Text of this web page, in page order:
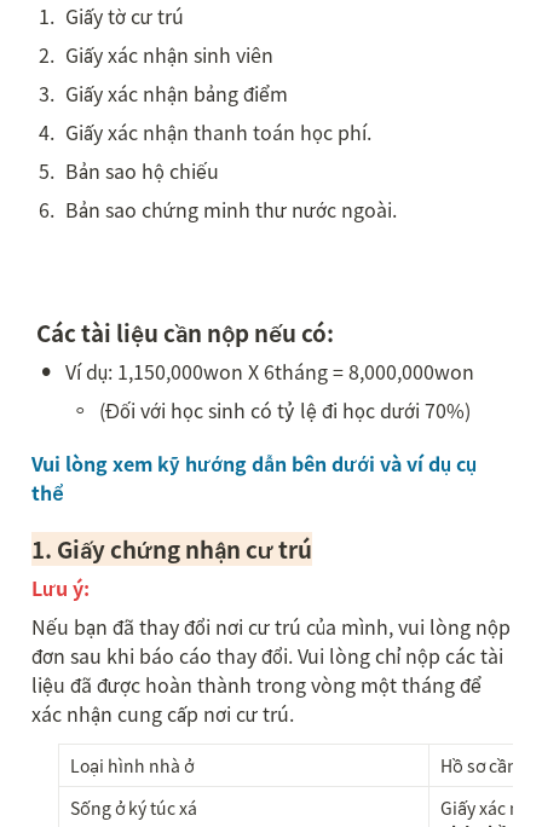
1. Giấy tờ cư trú
2. Giấy xác nhận sinh viên
3. Giấy xác nhận bảng điểm
4. Giấy xác nhận thanh toán học phí.
5. Bản sao hộ chiếu
6. Bản sao chứng minh thư nước ngoài.
Các tài liệu cần nộp nếu có:
• Ví dụ: 1,150,000won X 6tháng = 8,000,000won
◦ (Đối với học sinh có tỷ lệ đi học dưới 70%)
Vui lòng xem kỹ hướng dẫn bên dưới và ví dụ cụ
thể
1. Giấy chứng nhận cư trú
Lưu ý:
Nếu bạn đã thay đổi nơi cư trú của mình, vui lòng nộp
đơn sau khi báo cáo thay đổi. Vui lòng chỉ nộp các tài
liệu đã được hoàn thành trong vòng một tháng để
xác nhận cung cấp nơi cư trú.
Loại hình nhà ở
Hồ sơ cần
Sống ở ký túc xá
Giấy xác